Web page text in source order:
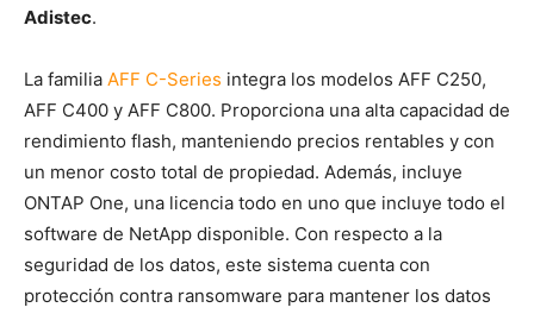
Adistec.
La familia AFF C-Series integra los modelos AFF C250,
AFF C400 y AFF C800. Proporciona una alta capacidad de
rendimiento flash, manteniendo precios rentables y con
un menor costo total de propiedad. Además, incluye
ONTAP One, una licencia todo en uno que incluye todo el
software de NetApp disponible. Con respecto a la
seguridad de los datos, este sistema cuenta con
protección contra ransomware para mantener los datos